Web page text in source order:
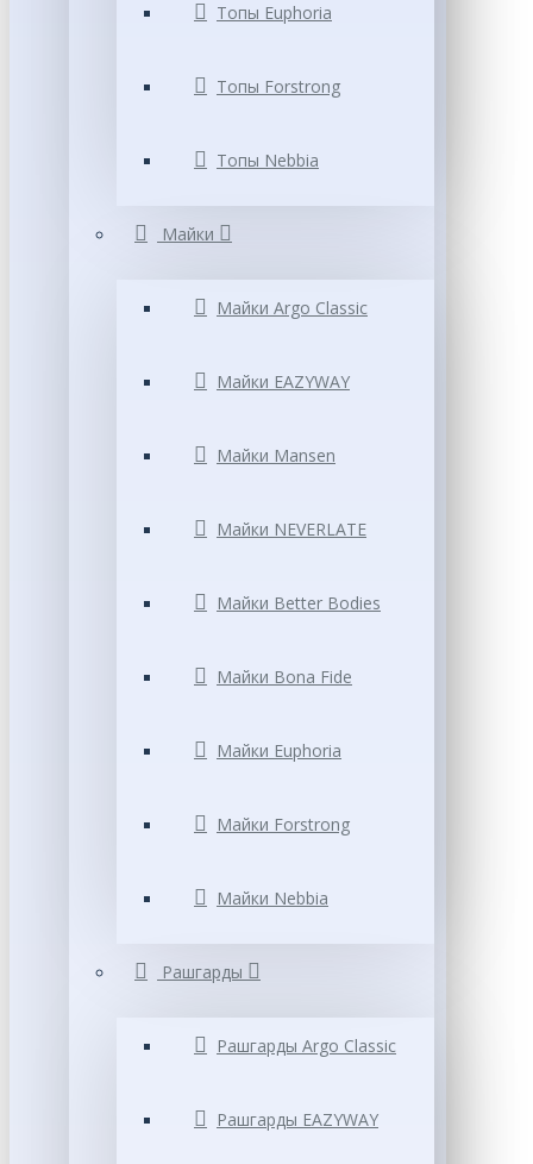
Топы Euphoria
Топы Forstrong
Топы Nebbia
Майки
Майки Argo Classic
Майки EAZYWAY
Майки Mansen
Майки NEVERLATE
Майки Better Bodies
Майки Bona Fide
Майки Euphoria
Майки Forstrong
Майки Nebbia
Рашгарды
Рашгарды Argo Classic
Рашгарды EAZYWAY